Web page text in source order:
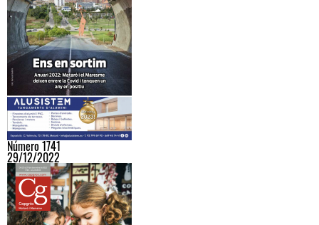
Número 1741
29/12/2022